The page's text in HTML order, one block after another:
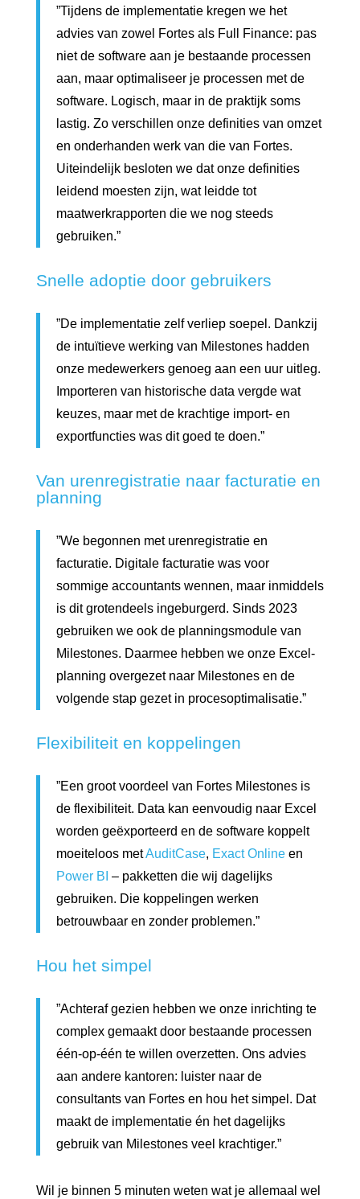
”Tijdens de implementatie kregen we het
advies van zowel Fortes als Full Finance: pas
niet de software aan je bestaande processen
aan, maar optimaliseer je processen met de
software. Logisch, maar in de praktijk soms
lastig. Zo verschillen onze definities van omzet
en onderhanden werk van die van Fortes.
Uiteindelijk besloten we dat onze definities
leidend moesten zijn, wat leidde tot
maatwerkrapporten die we nog steeds
gebruiken.”
Snelle adoptie door gebruikers
”De implementatie zelf verliep soepel. Dankzij
de intuïtieve werking van Milestones hadden
onze medewerkers genoeg aan een uur uitleg.
Importeren van historische data vergde wat
keuzes, maar met de krachtige import- en
exportfuncties was dit goed te doen.”
Van urenregistratie naar facturatie en
planning
”We begonnen met urenregistratie en
facturatie. Digitale facturatie was voor
sommige accountants wennen, maar inmiddels
is dit grotendeels ingeburgerd. Sinds 2023
gebruiken we ook de planningsmodule van
Milestones. Daarmee hebben we onze Excel-
planning overgezet naar Milestones en de
volgende stap gezet in procesoptimalisatie.”
Flexibiliteit en koppelingen
”Een groot voordeel van Fortes Milestones is
de flexibiliteit. Data kan eenvoudig naar Excel
worden geëxporteerd en de software koppelt
moeiteloos metAuditCase, Exact Onlineen
Power BI – pakketten die wij dagelijks
gebruiken. Die koppelingen werken
betrouwbaar en zonder problemen.”
Hou het simpel
”Achteraf gezien hebben we onze inrichting te
complex gemaakt door bestaande processen
één-op-één te willen overzetten. Ons advies
aan andere kantoren: luister naar de
consultants van Fortes en hou het simpel. Dat
maakt de implementatie én het dagelijks
gebruik van Milestones veel krachtiger.”
Wil je binnen 5 minuten weten wat je allemaal wel